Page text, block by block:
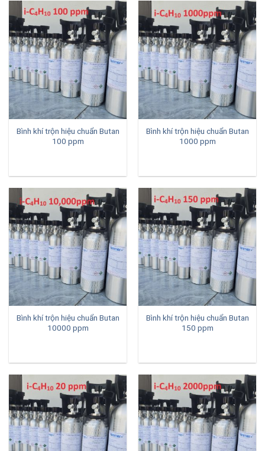
Bình khí trộn hiệu chuẩn Butan
100 ppm
Bình khí trộn hiệu chuẩn Butan
1000 ppm
Bình khí trộn hiệu chuẩn Butan
10000 ppm
Bình khí trộn hiệu chuẩn Butan
150 ppm